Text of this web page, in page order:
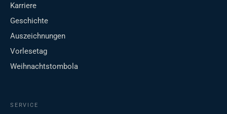
Karriere
Geschichte
Auszeichnungen
Vorlesetag
Weihnachtstombola
SERVICE